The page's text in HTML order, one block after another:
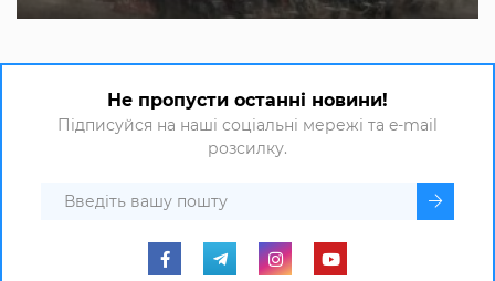
Не пропусти останні новини!
Підписуйся на наші соціальні мережі та e-mail
розсилку.